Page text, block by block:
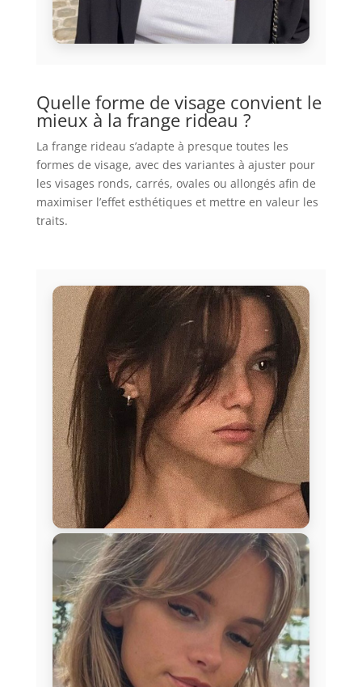
Quelle forme de visage convient le
mieux à la frange rideau ?
La frange rideau s’adapte à presque toutes les
formes de visage, avec des variantes à ajuster pour
les visages ronds, carrés, ovales ou allongés afin de
maximiser l’effet esthétiques et mettre en valeur les
traits.